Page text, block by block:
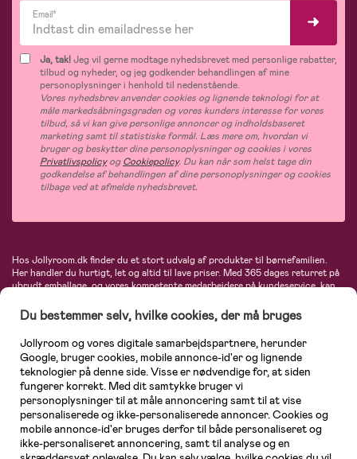
Email*
Ja, tak!Jeg vil gerne modtage nyhedsbrevet med personlige rabatter,
tilbud og nyheder, og jeg godkender behandlingen af mine
personoplysninger i henhold til nedenstående.
Vores nyhedsbrev anvender cookies og lignende teknologi for at
måle markedsåbningsgraden og vores kunders interesse for vores
tilbud, så vi kan give personlige annoncer og indholdsbaseret
marketing samt til statistiske formål. Læs mere om, hvordan vi
bruger og beskytter dine personoplysninger og cookies i vores
PrivatlivspolicyogCookiepolicy. Du kan når som helst tage din
godkendelse af behandlingen af dine personoplysninger og cookies
tilbage ved at afmelde nyhedsbrevet.
Hos Jollyroom.dk finder du et stort udvalg af produkter til børnefamilien.
Her handler du hurtigt, let og altid til lave priser. Med 365 dages returret på
ubrudt emballage, og vores kompetente medarbejdere på kundeservice, kan
barnevogne, autostole, børne- og babytøj, produkter til gravide og ammende
mødre, indretning og inspiration, legetøj, babyudstyr og meget mere. Vi
tilbyder produkter fra velkendte varemærker som Britax, Maxi-Cosi, Baby
Jogger, BabyBjörn, Didriksons, KidKraft, Ergobaby, Phillips Avent, Neonate,
Cybex, LEGO og mange flere. Kort sagt - et kæmpe sortiment venter på dig!
Du bestemmer selv, hvilke cookies, der må bruges
Jollyroom og vores digitale samarbejdspartnere, herunder
Google, bruger cookies, mobile annonce-id'er og lignende
teknologier på denne side. Visse er nødvendige for, at siden
fungerer korrekt. Med dit samtykke bruger vi
personoplysninger til at måle annoncering samt til at vise
personaliserede og ikke-personaliserede annoncer. Cookies og
mobile annonce-id'er bruges derfor til både personaliseret og
ikke-personaliseret annoncering, samt til analyse og en